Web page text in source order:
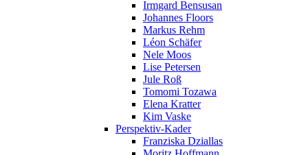
Irmgard Bensusan
Johannes Floors
Markus Rehm
Léon Schäfer
Nele Moos
Lise Petersen
Jule Roß
Tomomi Tozawa
Elena Kratter
Kim Vaske
Perspektiv-Kader
Franziska Dziallas